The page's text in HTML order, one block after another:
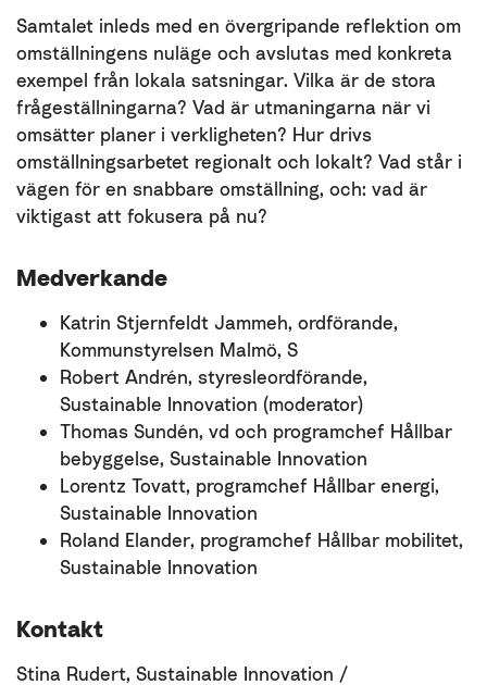
Samtalet inleds med en övergripande reflektion om
omställningens nuläge och avslutas med konkreta
exempel från lokala satsningar. Vilka är de stora
frågeställningarna? Vad är utmaningarna när vi
omsätter planer i verkligheten? Hur drivs
omställningsarbetet regionalt och lokalt? Vad står i
vägen för en snabbare omställning, och: vad är
viktigast att fokusera på nu?
Medverkande
Katrin Stjernfeldt Jammeh, ordförande,
Kommunstyrelsen Malmö, S
Robert Andrén, styresleordförande,
Sustainable Innovation (moderator)
Thomas Sundén, vd och programchef Hållbar
bebyggelse, Sustainable Innovation
Lorentz Tovatt, programchef Hållbar energi,
Sustainable Innovation
Roland Elander, programchef Hållbar mobilitet,
Sustainable Innovation
Kontakt
Stina Rudert, Sustainable Innovation /